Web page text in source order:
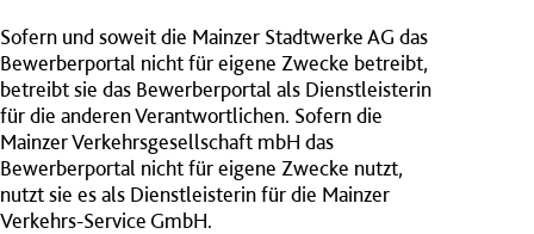
Sofern und soweit die Mainzer Stadtwerke AG das
Bewerberportal nicht für eigene Zwecke betreibt,
betreibt sie das Bewerberportal als Dienstleisterin
für die anderen Verantwortlichen. Sofern die
Mainzer Verkehrsgesellschaft mbH das
Bewerberportal nicht für eigene Zwecke nutzt,
nutzt sie es als Dienstleisterin für die Mainzer
Verkehrs-Service GmbH.